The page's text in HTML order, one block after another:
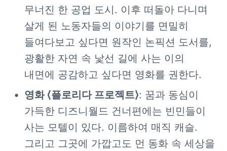
무너진 한 공업 도시. 이후 떠돌아 다니며
살게 된 노동자들의 이야기를 면밀히
들여다보고 싶다면 원작인 논픽션 도서를,
광활한 자연 속 낯선 길에 사는 이의
내면에 공감하고 싶다면 영화를 권한다.
영화 ⟨플로리다 프로젝트⟩: 꿈과 동심이
가득한 디즈니월드 건너편에는 빈민들이
사는 모텔이 있다. 이름하여 매직 캐슬.
그리고 그곳에 가깝고도 먼 동화 속 세상을